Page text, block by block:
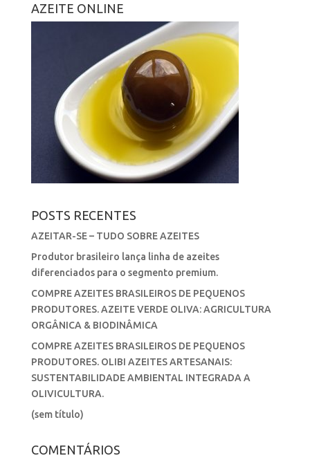
AZEITE ONLINE
POSTS RECENTES
AZEITAR-SE – TUDO SOBRE AZEITES
Produtor brasileiro lança linha de azeites
diferenciados para o segmento premium.
COMPRE AZEITES BRASILEIROS DE PEQUENOS
PRODUTORES. AZEITE VERDE OLIVA: AGRICULTURA
ORGÂNICA & BIODINÂMICA
COMPRE AZEITES BRASILEIROS DE PEQUENOS
PRODUTORES. OLIBI AZEITES ARTESANAIS:
SUSTENTABILIDADE AMBIENTAL INTEGRADA A
OLIVICULTURA.
(sem título)
COMENTÁRIOS